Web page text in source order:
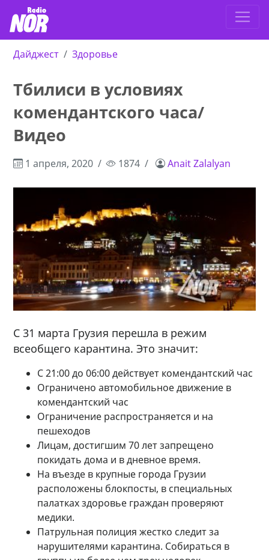
Дайджест Здоровье
Тбилиси в условиях
комендантского часа/
Видео
1 апреля, 2020 1874 Anait Zalalyan
С 31 марта Грузия перешла в режим
всеобщего карантина. Это значит:
С 21:00 до 06:00 действует комендантский час
Ограничено автомобильное движение в
комендантский час
Ограничение распространяется и на
пешеходов
Лицам, достигшим 70 лет запрещено
покидать дома и в дневное время.
На въезде в крупные города Грузии
расположены блокпосты, в специальных
палатках здоровье граждан проверяют
медики.
Патрульная полиция жестко следит за
нарушителями карантина. Собираться в